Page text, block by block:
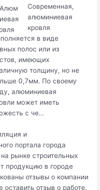
Современная,
алюминиевая
кровля
в виде
полос или из
имеющих
толщину, но не
0,7мм. По своему
алюминиевая
может иметь
с че…
и
портала города
рынке строительных
продукцию в городе
отзывы о компании
отзыв о работе.